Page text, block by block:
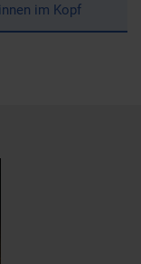
im Kopf